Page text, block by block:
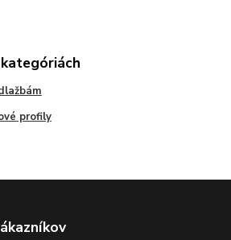
profily